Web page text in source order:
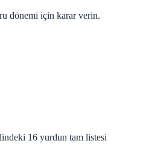
dönemi için karar verin.
16 yurdun tam listesi